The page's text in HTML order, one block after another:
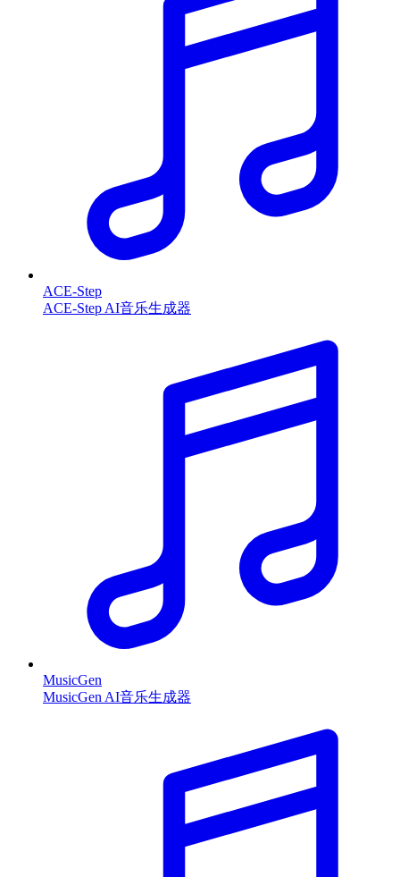
ACE-Step
ACE-Step AI音乐生成器
MusicGen
MusicGen AI音乐生成器